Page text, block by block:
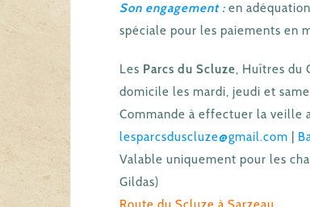
Son engagement : en
spéciale pour les paiements en
Les Parcs du Scluze, Huîtres du
domicile les mardi, jeudi et
Commande à effectuer la veille
lesparcsduscluze@gmail.com
Valable uniquement pour les
Gildas)